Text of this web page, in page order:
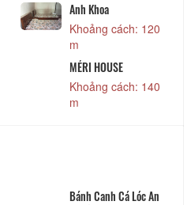
Anh Khoa
Khoảng cách: 120
m
MÉRI HOUSE
Khoảng cách: 140
m
Bánh Canh Cá Lóc An